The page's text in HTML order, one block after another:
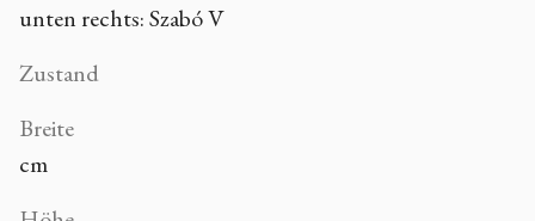
unten rechts: Szabó V
Zustand
Breite
cm